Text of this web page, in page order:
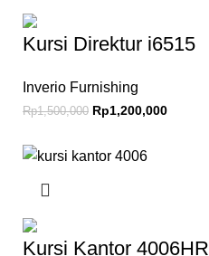
Kursi Direktur i6515
Inverio Furnishing
Rp1,500,000 Rp1,200,000
Kursi Kantor 4006HR